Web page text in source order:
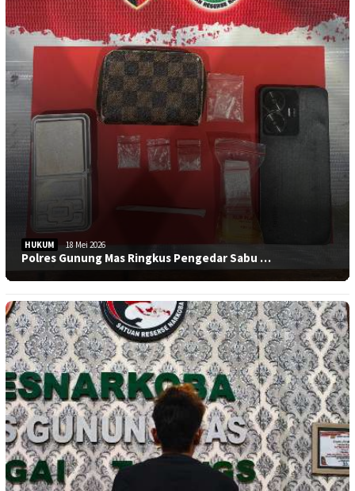
HUKUM 18 Mei 2026
Polres Gunung Mas Ringkus Pengedar Sabu …